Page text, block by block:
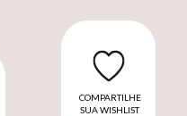
COMPARTILHE
SUA WISHLIST